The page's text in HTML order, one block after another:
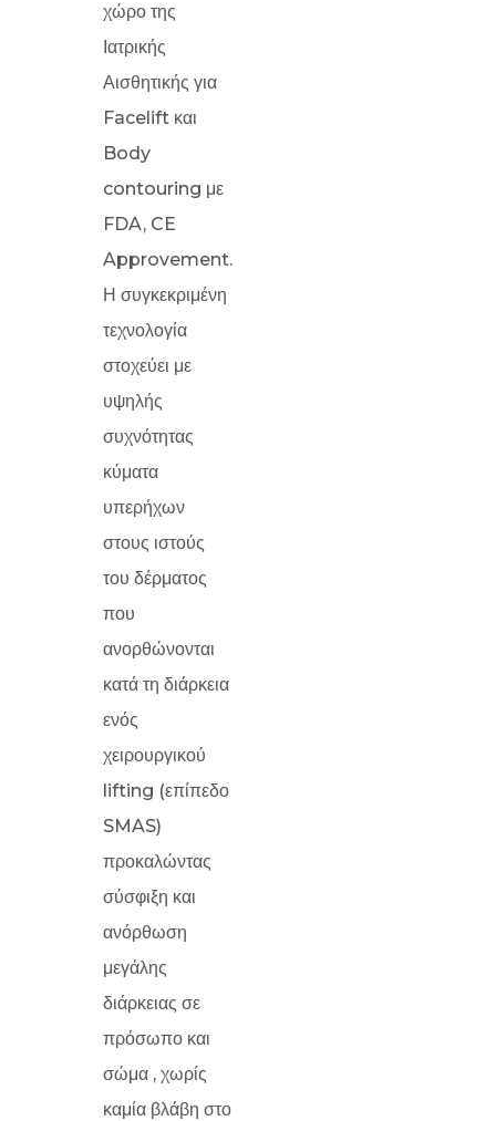
χώρο της
Ιατρικής
Αισθητικής για
Facelift και
Body
contouring με
FDA, CE
Approvement.
Η συγκεκριμένη
τεχνολογία
στοχεύει με
υψηλής
συχνότητας
κύματα
υπερήχων
στους ιστούς
του δέρματος
που
ανορθώνονται
κατά τη διάρκεια
ενός
χειρουργικού
lifting (επίπεδο
SMAS)
προκαλώντας
σύσφιξη και
ανόρθωση
μεγάλης
διάρκειας σε
πρόσωπο και
σώμα , χωρίς
καμία βλάβη στο